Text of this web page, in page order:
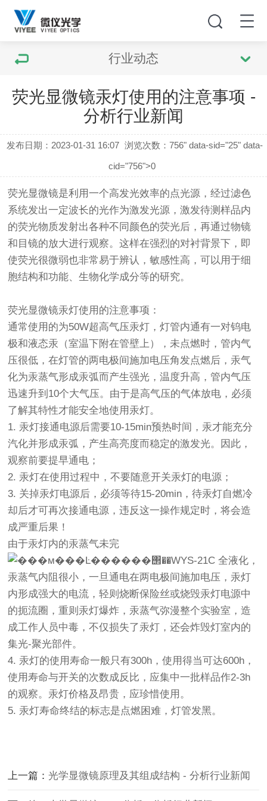
行业动态
荧光显微镜汞灯使用的注意事项 -
分析行业新闻
发布日期：2023-01-31 16:07 浏览次数： 756" data-sid="25" data-
cid="756">0
荧光显微镜是利用一个高发光效率的点光源，经过滤色
系统发出一定波长的光作为激发光源，激发待测样品内
的荧光物质发射出各种不同颜色的荧光后，再通过物镜
和目镜的放大进行观察。这样在强烈的对衬背景下，即
使荧光很微弱也非常易于辨认，敏感性高，可以用于细
胞结构和功能、生物化学成分等的研究。
荧光显微镜汞灯使用的注意事项：
通常使用的为50W超高气压汞灯，灯管内通有一对钨电
极和液态汞（室温下附在管壁上），未点燃时，管内气
压很低，在灯管的两电极间施加电压角发点燃后，汞气
化为汞蒸气形成汞弧而产生强光，温度升高，管内气压
迅速升到10个大气压。由于是高气压的气体放电，必须
了解其特性才能安全地使用汞灯。
1. 汞灯接通电源后需要10-15min预热时间，汞才能充分
汽化并形成汞弧，产生高亮度而稳定的激发光。因此，
观察前要提早通电；
2. 汞灯在使用过程中，不要随意开关汞灯的电源；
3. 关掉汞灯电源后，必须等待15-20min，待汞灯自燃冷
却后才可再次接通电源，违反这一操作规定时，将会造
成严重后果！
由于汞灯内的汞蒸气未完
全液化，
汞蒸气内阻很小，一旦通电在两电极间施加电压，汞灯
内形成强大的电流，轻则烧断保险丝或烧毁汞灯电源中
的扼流圈，重则汞灯爆炸，汞蒸气弥漫整个实验室，造
成工作人员中毒，不仅损失了汞灯，还会炸毁灯室内的
集光-聚光部件。
4. 汞灯的使用寿命一般只有300h，使用得当可达600h，
使用寿命与开关的次数成反比，应集中一批样品作2-3h
的观察。汞灯价格及昂贵，应珍惜使用。
5. 汞灯寿命终结的标志是点燃困难，灯管发黑。
上一篇：光学显微镜原理及其组成结构 - 分析行业新闻